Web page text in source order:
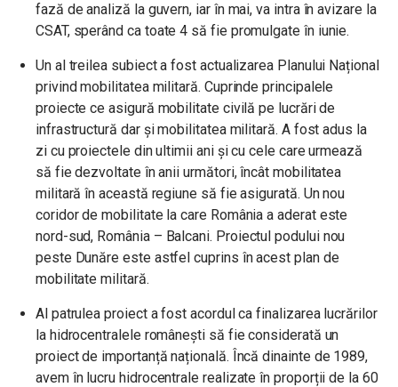
fază de analiză la guvern, iar în mai, va intra în avizare la
CSAT, sperând ca toate 4 să fie promulgate în iunie.
Un al treilea subiect a fost actualizarea Planului Național
privind mobilitatea militară. Cuprinde principalele
proiecte ce asigură mobilitate civilă pe lucrări de
infrastructură dar și mobilitatea militară. A fost adus la
zi cu proiectele din ultimii ani și cu cele care urmează
să fie dezvoltate în anii următori, încât mobilitatea
militară în această regiune să fie asigurată. Un nou
coridor de mobilitate la care România a aderat este
nord-sud, România – Balcani. Proiectul podului nou
peste Dunăre este astfel cuprins în acest plan de
mobilitate militară.
Al patrulea proiect a fost acordul ca finalizarea lucrărilor
la hidrocentralele românești să fie considerată un
proiect de importanță națională. Încă dinainte de 1989,
avem în lucru hidrocentrale realizate în proporții de la 60